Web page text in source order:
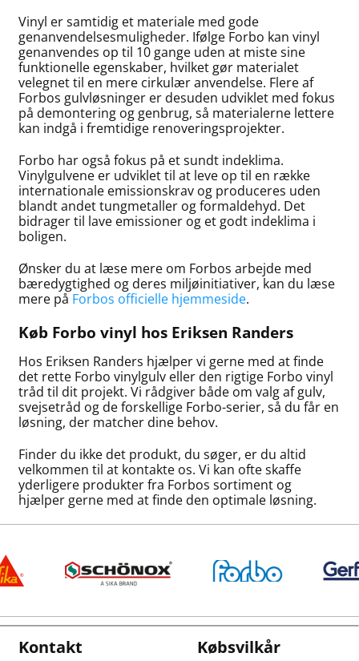
Vinyl er samtidig et materiale med gode
genanvendelsesmuligheder. Ifølge Forbo kan vinyl
genanvendes op til 10 gange uden at miste sine
funktionelle egenskaber, hvilket gør materialet
velegnet til en mere cirkulær anvendelse. Flere af
Forbos gulvløsninger er desuden udviklet med fokus
på demontering og genbrug, så materialerne lettere
kan indgå i fremtidige renoveringsprojekter.
Forbo har også fokus på et sundt indeklima.
Vinylgulvene er udviklet til at leve op til en række
internationale emissionskrav og produceres uden
blandt andet tungmetaller og formaldehyd. Det
bidrager til lave emissioner og et godt indeklima i
boligen.
Ønsker du at læse mere om Forbos arbejde med
bæredygtighed og deres miljøinitiativer, kan du læse
mere på Forbos officielle hjemmeside.
Køb Forbo vinyl hos Eriksen Randers
Hos Eriksen Randers hjælper vi gerne med at finde
det rette Forbo vinylgulv eller den rigtige Forbo vinyl
tråd til dit projekt. Vi rådgiver både om valg af gulv,
svejsetråd og de forskellige Forbo-serier, så du får en
løsning, der matcher dine behov.
Finder du ikke det produkt, du søger, er du altid
velkommen til at kontakte os. Vi kan ofte skaffe
yderligere produkter fra Forbos sortiment og
hjælper gerne med at finde den optimale løsning.
Kontakt Købsvilkår